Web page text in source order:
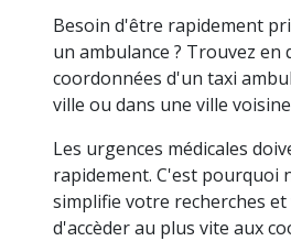
Besoin d'être rapidement
un ambulance ? Trouvez en
coordonnées d'un taxi
ville ou dans une ville
Les urgences médicales
rapidement. C'est pourquoi
simplifie votre recherches
d'accèder au plus vite aux